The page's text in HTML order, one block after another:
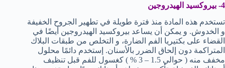
4- بيروكسيد الهيدروجين
تستخدم هذه المادة منذ فترة طويلة في تطهير الجروح الخفيفة
و الخدوش. و يمكن أن يساعد بيروكسيد الهيدروجين أيضًا في
القضاء على بكتيريا الفم الضارة، و التخلص من طبقات البلاك
المتراكمة دون إلحاق الضرر بالأسنان. إستخدم دائمًا محلول
مخفف منه ( حوالي 1.5 – 3 % ) كغسول للفم قبل تنظيف